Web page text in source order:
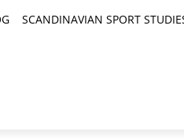
SCANDINAVIAN SPORT